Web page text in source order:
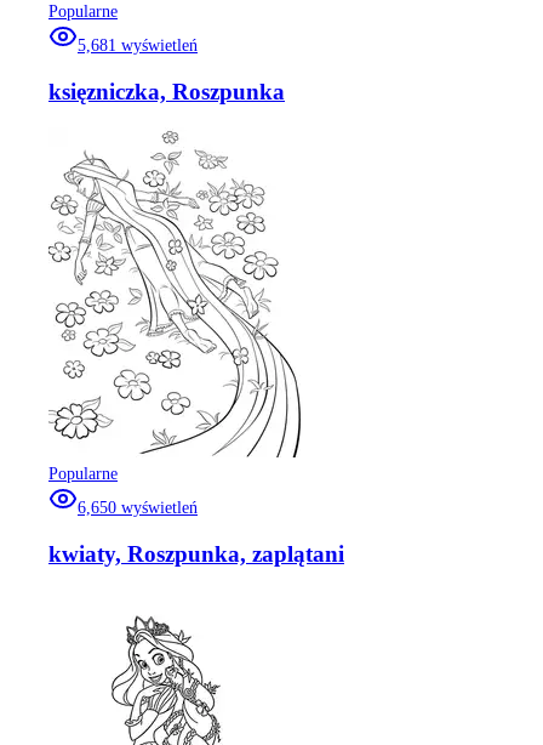
Popularne
5,681 wyświetleń
księzniczka, Roszpunka
Popularne
6,650 wyświetleń
kwiaty, Roszpunka, zaplątani